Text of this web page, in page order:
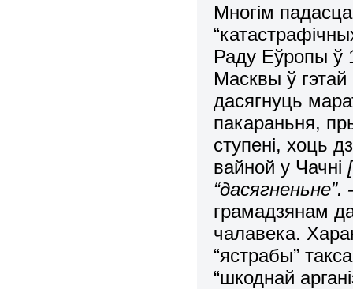
Многім
Раду Еўропы ў
Масквы ў гэтай
дасягнуць
пакараньня,
ступені, хоць
вайной у Чачні
грамадзянам
чалавека.
“ястрабы”
“шкоднай